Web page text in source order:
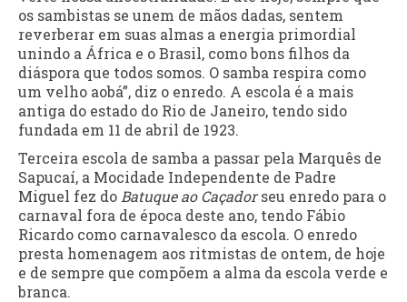
os sambistas se unem de mãos dadas, sentem
reverberar em suas almas a energia primordial
unindo a África e o Brasil, como bons filhos da
diáspora que todos somos. O samba respira como
um velho aobá”, diz o enredo. A escola é a mais
antiga do estado do Rio de Janeiro, tendo sido
fundada em 11 de abril de 1923.
Terceira escola de samba a passar pela Marquês de
Sapucaí, a Mocidade Independente de Padre
Miguel fez do Batuque ao Caçadorseu enredo para o
carnaval fora de época deste ano, tendo Fábio
Ricardo como carnavalesco da escola. O enredo
presta homenagem aos ritmistas de ontem, de hoje
e de sempre que compõem a alma da escola verde e
branca.